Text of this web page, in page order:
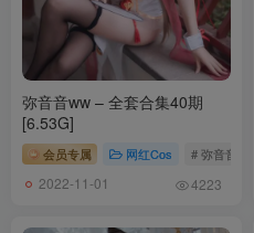
弥音音ww – 全套合集40期
[6.53G]
会员专属 网红Cos # 弥音音ww
2022-11-01 4223